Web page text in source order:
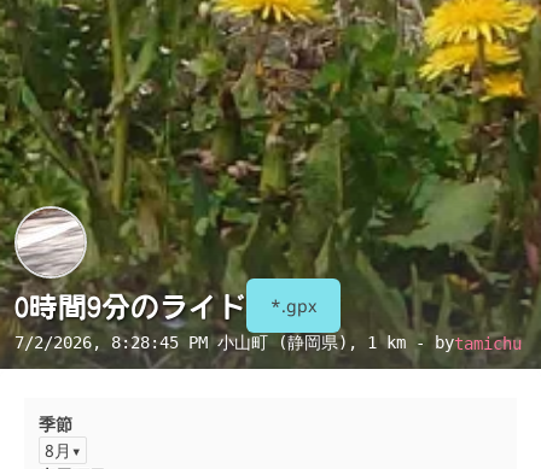
0時間9分のライド *.gpx
7/2/2026, 8:28:45 PM小山町 (静岡県) , 1 km - bytamichu
季節
8月